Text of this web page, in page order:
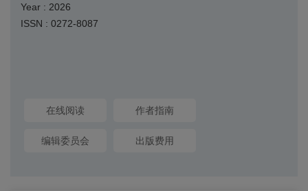
Year : 2026
ISSN : 0272-8087
在线阅读 作者指南
编辑委员会 出版费用